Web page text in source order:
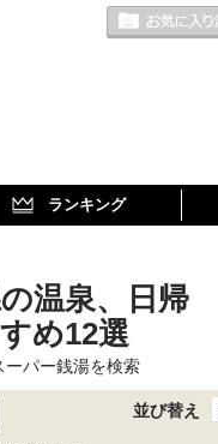
ランキング
温泉、日帰
め12選
パー銭湯を検索
並び替え